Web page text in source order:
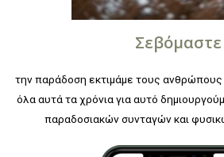
Σεβόμαστε
την παράδοση εκτιμάμε τους ανθρώπους
όλα αυτά τα χρόνια για αυτό
παραδοσιακών συνταγών και